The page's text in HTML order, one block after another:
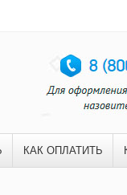
КАК ОПЛАТИТЬ